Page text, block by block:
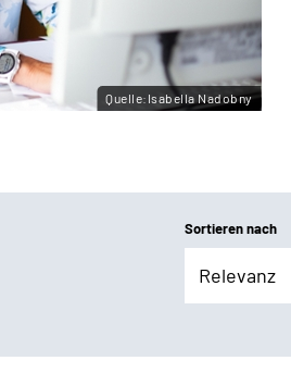
Quelle:Isabella Nadobny
Sortieren nach
Relevanz